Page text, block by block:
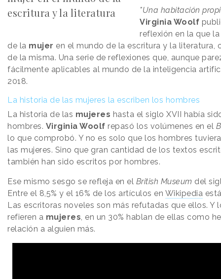
escritura y la literatura
"Una habitación
Virginia Woolf
reflexión en la que
de la mujer en el mundo de la escritura y la literatura,
de la misma. Una serie de reflexiones que, aunque
fácilmente aplicables al mundo de la inteligencia
2018.
La historia de las mujeres la escriben los hombres
La historia de las mujeres hasta el siglo XVII había
hombres. Virginia Woolf repasó los volúmenes en el
lo que comprobó. Y no es solo que los hombres
las mujeres. Sino que gran cantidad de los textos
también han sido escritos por hombres.
Ese mismo sesgo se refleja en el British Museum del
Entre el 8,5% y el 16% de los artículos en Wikipedia
Las escritoras noveles son más refutadas que ellos. Y
refieren a mujeres , en un 30% hablan de ellas como
relación a alguien más.